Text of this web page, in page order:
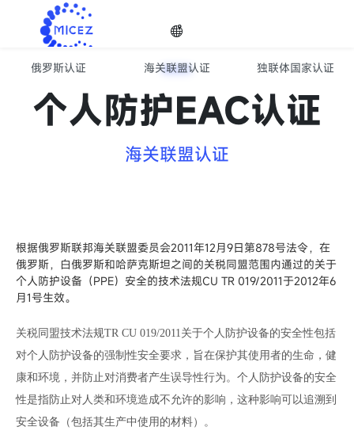
语种
欧亚经济联盟EAC认证服务
俄罗斯认证 海关联盟认证 独联体国家认证
个人防护EAC认证
海关联盟认证
根据俄罗斯联邦海关联盟委员会2011年12月9日第878号法令，在
俄罗斯，白俄罗斯和哈萨克斯坦之间的关税同盟范围内通过的关于
个人防护设备（PPE）安全的技术法规CU TR 019/2011于2012年6
月1号生效。
关税同盟技术法规TR CU 019/2011关于个人防护设备的安全性包括
对个人防护设备的强制性安全要求，旨在保护其使用者的生命，健
康和环境，并防止对消费者产生误导性行为。个人防护设备的安全
性是指防止对人类和环境造成不允许的影响，这种影响可以追溯到
安全设备（包括其生产中使用的材料）。